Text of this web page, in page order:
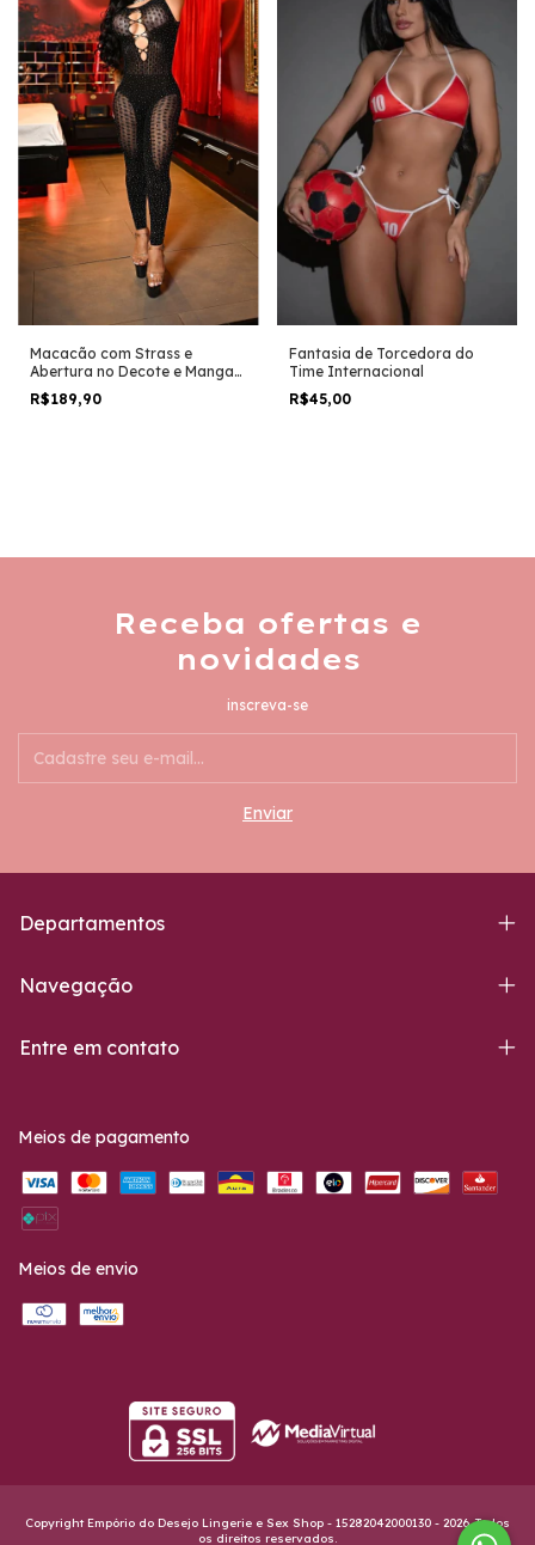
Macacão com Strass e
Abertura no Decote e Manga
Cavada Y2156
R$189,90
Fantasia de Torcedora do
Time Internacional
R$45,00
Receba ofertas e
novidades
inscreva-se
Departamentos
Navegação
Entre em contato
Meios de pagamento
Meios de envio
Copyright Empório do Desejo Lingerie e Sex Shop - 15282042000130 - 2026. Todos
os direitos reservados.